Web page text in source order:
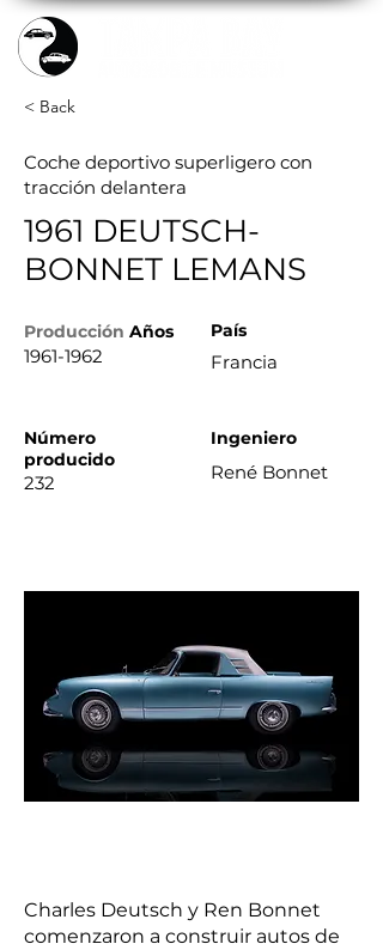
< Back
Coche deportivo superligero con
tracción delantera
1961 DEUTSCH-
BONNET LEMANS
Producción Años
1961-1962
País
Francia
Número
producido
232
Ingeniero
René Bonnet
Charles Deutsch y Ren Bonnet
comenzaron a construir autos de